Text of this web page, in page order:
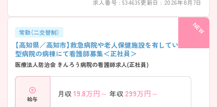
求人番号 : 534635更新日 : 2026年8月7日
常勤（二交替制）
【高知県／高知市】救急病院や老人保健施設を有している療養
型病院の病棟にて看護師募集＜正社員＞
医療法人防治会 きんろう病院の看護師求人(正社員)
給与
月収 19.8万円～ 年収 299万円～